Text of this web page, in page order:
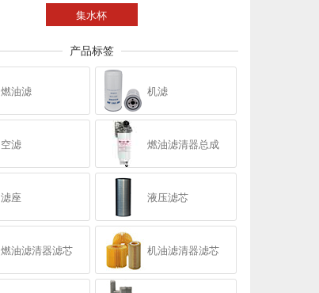
集水杯
产品标签
燃油滤 机滤
空滤 燃油滤清器总成
滤座 液压滤芯
燃油滤清器滤芯 机油滤清器滤芯